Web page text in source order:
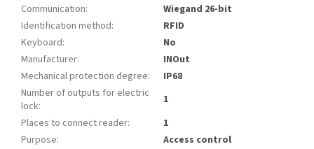
Communication:
Wiegand 26-bit
Identification method:
RFID
Keyboard:
No
Manufacturer:
INOut
Mechanical protection degree:
IP68
Number of outputs for electric
lock:
1
Places to connect reader:
1
Purpose:
Access control